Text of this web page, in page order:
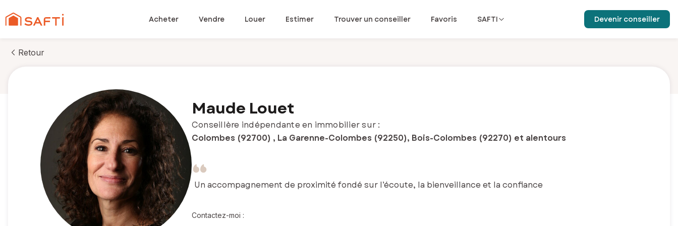
Acheter Vendre Louer Estimer Trouver un conseiller Favoris SAFTI Devenir conseiller
Retour
Maude Louet
Conseillère indépendante en immobilier sur :
Colombes (92700) , La Garenne-Colombes (92250), Bois-Colombes (92270) et alentours
Contactez-moi :
Un accompagnement de proximité fondé sur l’écoute, la bienveillance et la confiance